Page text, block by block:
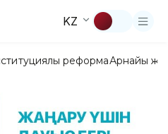
KZ
реформаАрнайы